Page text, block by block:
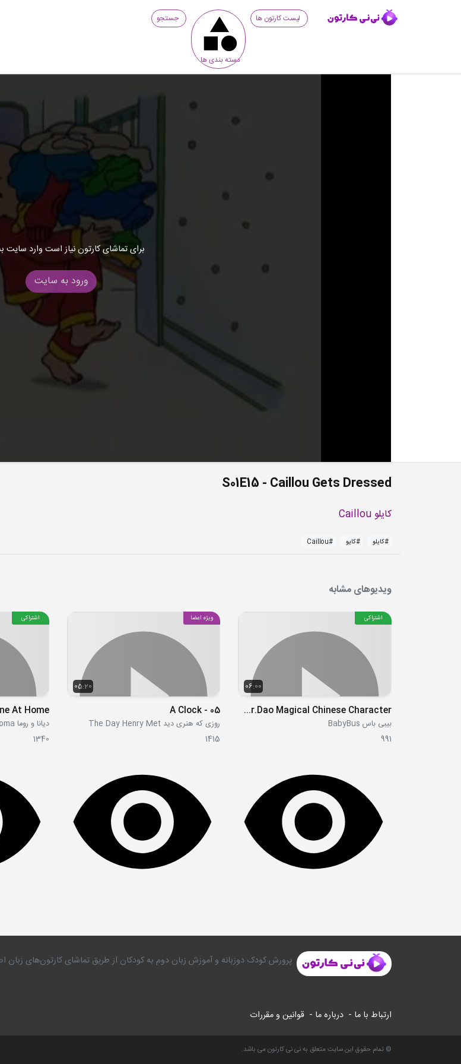
لیست کارتون ها
دسته بندی ها
جستجو
برای تماشای کارتون نیاز است وارد سایت
ورود به سایت
S01E15 - Caillou Gets Dressed
کایلو Caillou
#کایلو #کایو #
Caillou
ویدیوهای مشابه
06:00
اشتراکی
Special Gift for Mr.Dao Magical Chinese Character
بیبی باس BabyBus
991
05:20
ویژه اعضا
05 - A Clock
روزی که هنری دید The Day Henry Met
1415
اشتراکی
At Home
دیانا و روما Diana and Roma
1340
پرورش کودک دوزبانه و آموزش زبان دوم به کودکان از طریق تماشای کارتون‌های
ارتباط با ما - درباره ما - قوانین و مقررات
© تمام حقوق این سایت متعلق به نی نی کارتون می باشد.